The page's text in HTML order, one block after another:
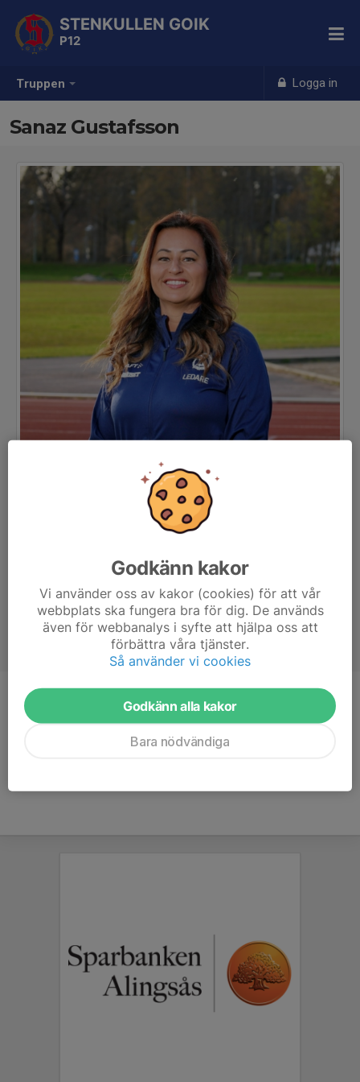
Truppen Logga in
STENKULLEN GOIK
P12
Sanaz Gustafsson
Titel
Ledare
Ålder
45 år
Godkänn kakor
Vi använder oss av kakor (cookies) för att vår
webbplats ska fungera bra för dig. De används
även för webbanalys i syfte att hjälpa oss att
förbättra våra tjänster.
Så använder vi cookies
Godkänn alla kakor
Bara nödvändiga